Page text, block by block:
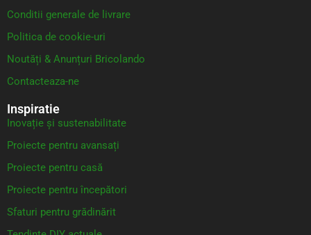
Conditii generale de livrare
Politica de cookie-uri
Noutăți & Anunțuri Bricolando
Contacteaza-ne
Inspiratie
Inovație și sustenabilitate
Proiecte pentru avansați
Proiecte pentru casă
Proiecte pentru începători
Sfaturi pentru grădinărit